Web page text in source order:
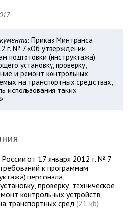
: Приказ Минтранса
г. № 7 «Об утверждении
подготовки (инструктажа)
установку, проверку,
и ремонт контрольных
на транспортных средствах,
использования таких
от 17 января 2012 г. № 7
к программам
персонала,
проверку, техническое
контрольных устройств,
транспортных сред (21 kb)